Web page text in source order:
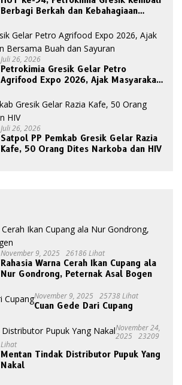
Berbagi Berkah dan Kebahagiaan
Juli 26, 2026
Petrokimia Gresik Gelar Petro
Agrifood Expo 2026, Ajak Masyarakat
Juli 26, 2026
Satpol PP Pemkab Gresik Gelar Razia
Kafe, 50 Orang Dites Narkoba dan HIV
November 9, 2025 26186 Lihat
Rahasia Warna Cerah Ikan Cupang ala
Nur Gondrong, Peternak Asal Bogen
November 9, 2025 25738 Lihat
Cuan Gede Dari Cupang
November 24,
2025 23209
Lihat
Mentan Tindak Distributor Pupuk Yang
Nakal